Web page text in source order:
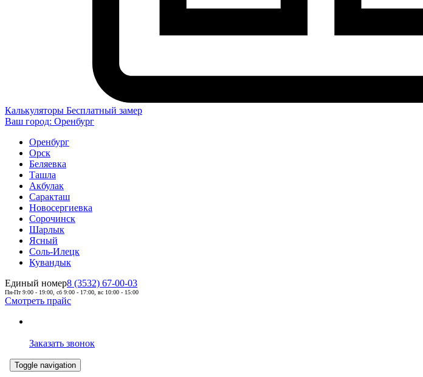
Калькуляторы Бесплатный замер
Ваш город: Оренбург
Оренбург
Орск
Беляевка
Ташла
Акбулак
Саракташ
Новосергиевка
Сорочинск
Шарлык
Ясный
Соль-Илецк
Кувандык
Единый номер8 (3532) 67-00-03
Пн-Пт 9:00 - 19:00, сб 9:00 - 17:00, вс 10:00 - 15:00
Смотреть прайс
Заказать звонок
Toggle navigation